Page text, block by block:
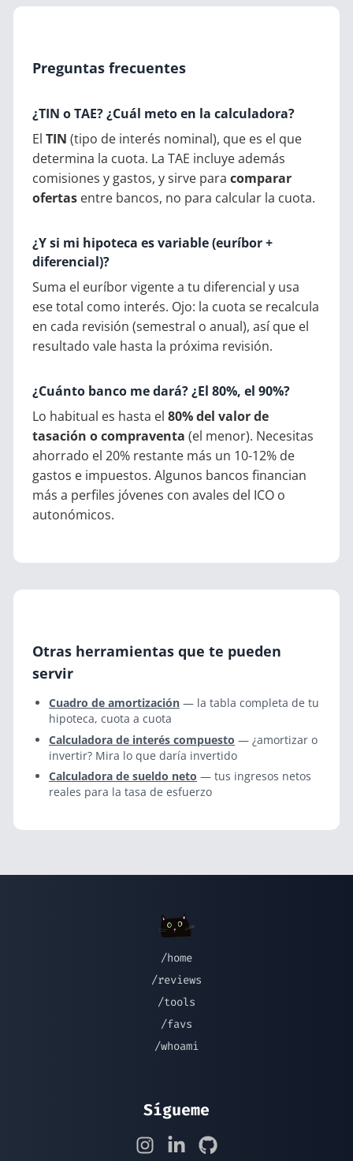
Preguntas frecuentes
¿TIN o TAE? ¿Cuál meto en la calculadora?
El TIN (tipo de interés nominal), que es el que
determina la cuota. La TAE incluye además
comisiones y gastos, y sirve para comparar
ofertas entre bancos, no para calcular la cuota.
¿Y si mi hipoteca es variable (euríbor +
diferencial)?
Suma el euríbor vigente a tu diferencial y usa
ese total como interés. Ojo: la cuota se recalcula
en cada revisión (semestral o anual), así que el
resultado vale hasta la próxima revisión.
¿Cuánto banco me dará? ¿El 80%, el 90%?
Lo habitual es hasta el 80% del valor de
tasación o compraventa (el menor). Necesitas
ahorrado el 20% restante más un 10-12% de
gastos e impuestos. Algunos bancos financian
más a perfiles jóvenes con avales del ICO o
autonómicos.
Otras herramientas que te pueden
servir
Cuadro de amortización — la tabla completa de tu
hipoteca, cuota a cuota
Calculadora de interés compuesto — ¿amortizar o
invertir? Mira lo que daría invertido
Calculadora de sueldo neto — tus ingresos netos
reales para la tasa de esfuerzo
/home
/reviews
/tools
/favs
/whoami
Sígueme